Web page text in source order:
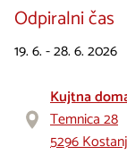
Odpiralni čas
19. 6. - 28. 6. 2026
Kujtna
Temnica 28
5296